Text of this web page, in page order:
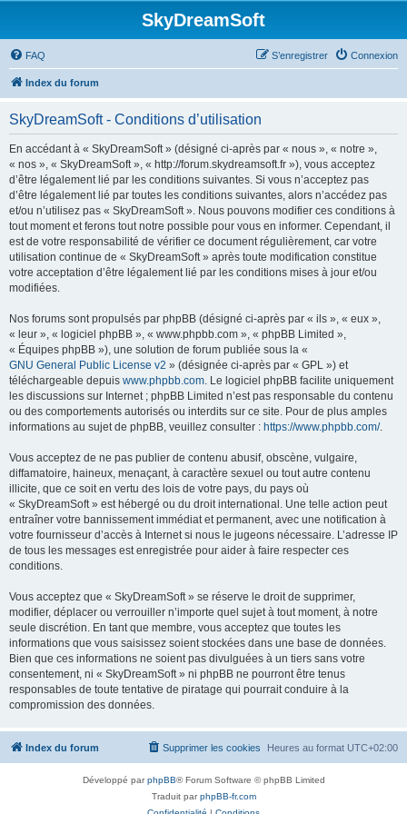
SkyDreamSoft
FAQ Connexion
S’enregistrer
Index du forum
SkyDreamSoft - Conditions d’utilisation
En accédant à « SkyDreamSoft » (désigné ci-après par « nous », « notre »,
« nos », « SkyDreamSoft », « http://forum.skydreamsoft.fr »), vous acceptez
d’être légalement lié par les conditions suivantes. Si vous n’acceptez pas
d’être légalement lié par toutes les conditions suivantes, alors n’accédez pas
et/ou n’utilisez pas « SkyDreamSoft ». Nous pouvons modifier ces conditions à
tout moment et ferons tout notre possible pour vous en informer. Cependant, il
est de votre responsabilité de vérifier ce document régulièrement, car votre
utilisation continue de « SkyDreamSoft » après toute modification constitue
votre acceptation d’être légalement lié par les conditions mises à jour et/ou
modifiées.
Nos forums sont propulsés par phpBB (désigné ci-après par « ils », « eux »,
« leur », « logiciel phpBB », « www.phpbb.com », « phpBB Limited »,
« Équipes phpBB »), une solution de forum publiée sous la «
GNU General Public License v2 » (désignée ci-après par « GPL ») et
téléchargeable depuis www.phpbb.com. Le logiciel phpBB facilite uniquement
les discussions sur Internet ; phpBB Limited n’est pas responsable du contenu
ou des comportements autorisés ou interdits sur ce site. Pour de plus amples
informations au sujet de phpBB, veuillez consulter : https://www.phpbb.com/.
Vous acceptez de ne pas publier de contenu abusif, obscène, vulgaire,
diffamatoire, haineux, menaçant, à caractère sexuel ou tout autre contenu
illicite, que ce soit en vertu des lois de votre pays, du pays où
« SkyDreamSoft » est hébergé ou du droit international. Une telle action peut
entraîner votre bannissement immédiat et permanent, avec une notification à
votre fournisseur d’accès à Internet si nous le jugeons nécessaire. L’adresse IP
de tous les messages est enregistrée pour aider à faire respecter ces
conditions.
Vous acceptez que « SkyDreamSoft » se réserve le droit de supprimer,
modifier, déplacer ou verrouiller n’importe quel sujet à tout moment, à notre
seule discrétion. En tant que membre, vous acceptez que toutes les
informations que vous saisissez soient stockées dans une base de données.
Bien que ces informations ne soient pas divulguées à un tiers sans votre
consentement, ni « SkyDreamSoft » ni phpBB ne pourront être tenus
responsables de toute tentative de piratage qui pourrait conduire à la
compromission des données.
Index du forum Heures au format UTC+02:00
Supprimer les cookies
Développé parphpBB® Forum Software © phpBB Limited
Traduit parphpBB-fr.com